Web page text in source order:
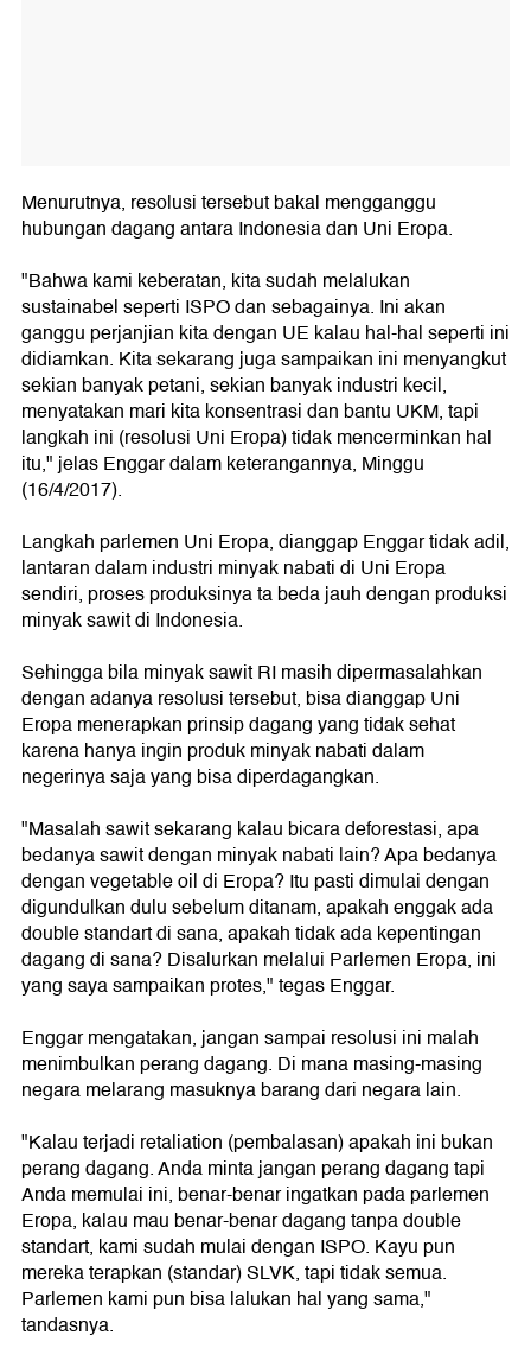
Menurutnya, resolusi tersebut bakal mengganggu
hubungan dagang antara Indonesia dan Uni Eropa.
"Bahwa kami keberatan, kita sudah melalukan
sustainabel seperti ISPO dan sebagainya. Ini akan
ganggu perjanjian kita dengan UE kalau hal-hal seperti ini
didiamkan. Kita sekarang juga sampaikan ini menyangkut
sekian banyak petani, sekian banyak industri kecil,
menyatakan mari kita konsentrasi dan bantu UKM, tapi
langkah ini (resolusi Uni Eropa) tidak mencerminkan hal
itu," jelas Enggar dalam keterangannya, Minggu
(16/4/2017).
Langkah parlemen Uni Eropa, dianggap Enggar tidak adil,
lantaran dalam industri minyak nabati di Uni Eropa
sendiri, proses produksinya ta beda jauh dengan produksi
minyak sawit di Indonesia.
Sehingga bila minyak sawit RI masih dipermasalahkan
dengan adanya resolusi tersebut, bisa dianggap Uni
Eropa menerapkan prinsip dagang yang tidak sehat
karena hanya ingin produk minyak nabati dalam
negerinya saja yang bisa diperdagangkan.
"Masalah sawit sekarang kalau bicara deforestasi, apa
bedanya sawit dengan minyak nabati lain? Apa bedanya
dengan vegetable oil di Eropa? Itu pasti dimulai dengan
digundulkan dulu sebelum ditanam, apakah enggak ada
double standart di sana, apakah tidak ada kepentingan
dagang di sana? Disalurkan melalui Parlemen Eropa, ini
yang saya sampaikan protes," tegas Enggar.
Enggar mengatakan, jangan sampai resolusi ini malah
menimbulkan perang dagang. Di mana masing-masing
negara melarang masuknya barang dari negara lain.
"Kalau terjadi retaliation (pembalasan) apakah ini bukan
perang dagang. Anda minta jangan perang dagang tapi
Anda memulai ini, benar-benar ingatkan pada parlemen
Eropa, kalau mau benar-benar dagang tanpa double
standart, kami sudah mulai dengan ISPO. Kayu pun
mereka terapkan (standar) SLVK, tapi tidak semua.
Parlemen kami pun bisa lalukan hal yang sama,"
tandasnya.